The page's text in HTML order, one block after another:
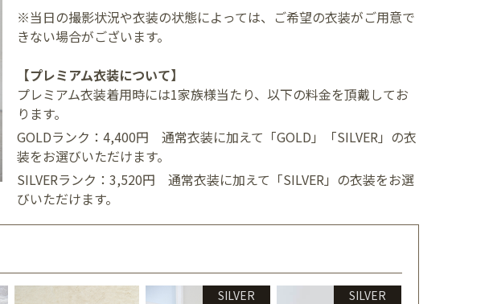
※当日の撮影状況や衣装の状態によっては、ご希望の衣装がご用意で
きない場合がございます。
【プレミアム衣装について】
プレミアム衣装着用時には1家族様当たり、以下の料金を頂戴してお
ります。
GOLDランク：4,400円 通常衣装に加えて「GOLD」「SILVER」の衣
装をお選びいただけます。
SILVERランク：3,520円 通常衣装に加えて「SILVER」の衣装をお選
びいただけます。
SILVER SILVER